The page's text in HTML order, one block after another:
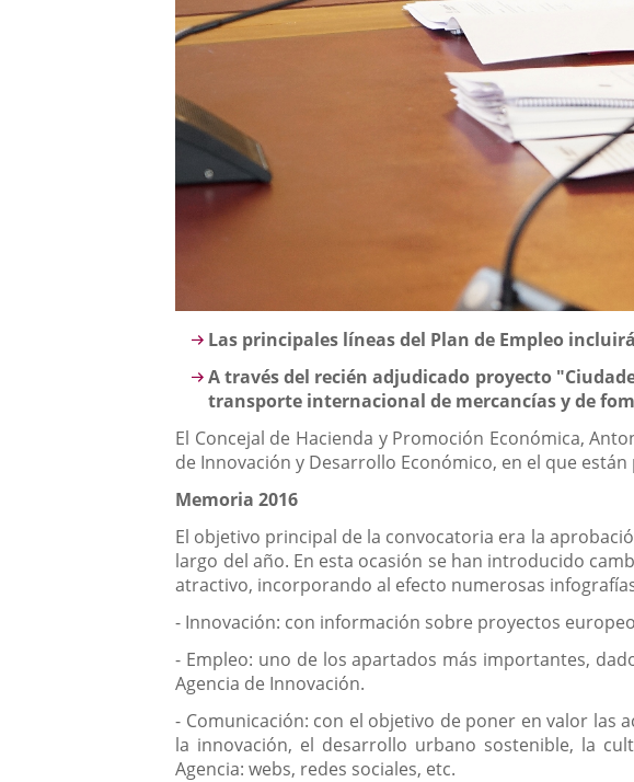
Descripción
Las principales líneas del Plan de Empleo
A través del recién adjudicado proyecto
transporte internacional de mercancías y de
El Concejal de Hacienda y Promoción Económica,
de Innovación y Desarrollo Económico, en el que
Memoria 2016
El objetivo principal de la convocatoria era la
largo del año. En esta ocasión se han introducido
atractivo, incorporando al efecto numerosas
- Innovación: con información sobre proyectos
- Empleo: uno de los apartados más importantes,
Agencia de Innovación.
- Comunicación: con el objetivo de poner en valor las
la innovación, el desarrollo urbano sostenible, la
Agencia: webs, redes sociales, etc.